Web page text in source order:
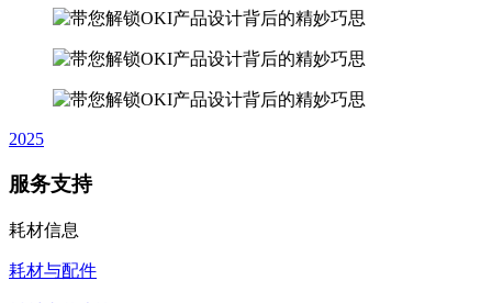
2025
服务支持
耗材信息
耗材与配件